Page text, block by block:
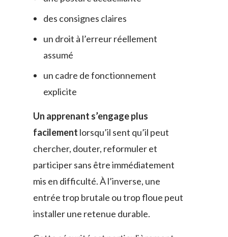
des consignes claires
un droit à l’erreur réellement
assumé
un cadre de fonctionnement
explicite
Un apprenant s’engage plus
facilement lorsqu’il sent qu’il peut
chercher, douter, reformuler et
participer sans être immédiatement
mis en difficulté. À l’inverse, une
entrée trop brutale ou trop floue peut
installer une retenue durable.